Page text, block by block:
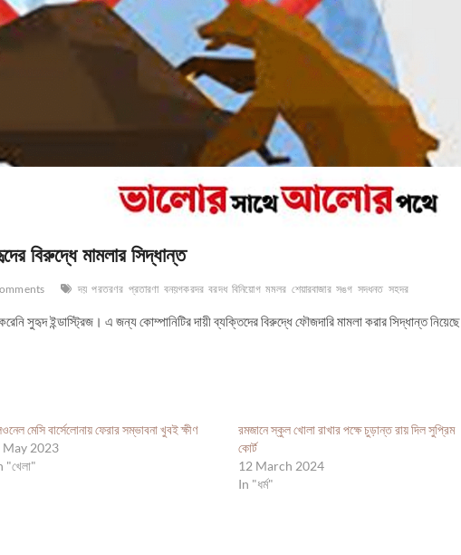
বিরুদ্ধে মামলার সিদ্ধান্ত
দয় পরতরণর প্রতারণা বনয়গকরদর বরদধ বিনিয়োগ মমলর শেয়ারবাজার সঙগ সদধনত সহদর
সুহৃদ ইন্ডাস্ট্রিজ। এ জন্য কোম্পানিটির দায়ী ব্যক্তিদের বিরুদ্ধে ফৌজদারি মামলা করার সিদ্ধান্ত নিয়েছে
মেসি বার্সেলোনায় ফেরার সম্ভাবনা খুবই ক্ষীণ
May 2023
"খেলা"
রমজানে স্কুল খোলা রাখার পক্ষে চুড়ান্ত রায় দিল সুপ্রিম
কোর্ট
12 March 2024
In "ধর্ম"